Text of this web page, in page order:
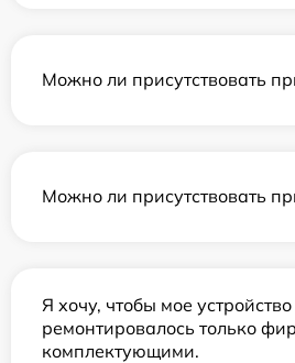
Можно ли присутствовать
Можно ли присутствовать
Я хочу, чтобы мое
ремонтировалось только
комплектующими.